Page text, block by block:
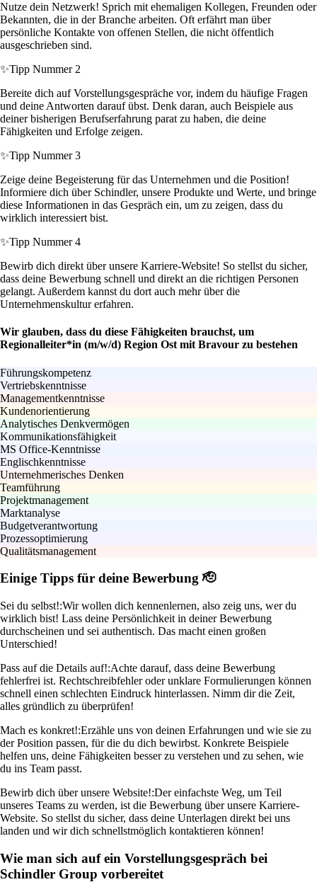
Nutze dein Netzwerk! Sprich mit ehemaligen Kollegen, Freunden oder
Bekannten, die in der Branche arbeiten. Oft erfährt man über
persönliche Kontakte von offenen Stellen, die nicht öffentlich
ausgeschrieben sind.
✨Tipp Nummer 2
Bereite dich auf Vorstellungsgespräche vor, indem du häufige Fragen
und deine Antworten darauf übst. Denk daran, auch Beispiele aus
deiner bisherigen Berufserfahrung parat zu haben, die deine
Fähigkeiten und Erfolge zeigen.
✨Tipp Nummer 3
Zeige deine Begeisterung für das Unternehmen und die Position!
Informiere dich über Schindler, unsere Produkte und Werte, und bringe
diese Informationen in das Gespräch ein, um zu zeigen, dass du
wirklich interessiert bist.
✨Tipp Nummer 4
Bewirb dich direkt über unsere Karriere-Website! So stellst du sicher,
dass deine Bewerbung schnell und direkt an die richtigen Personen
gelangt. Außerdem kannst du dort auch mehr über die
Unternehmenskultur erfahren.
Wir glauben, dass du diese Fähigkeiten brauchst, um
Regionalleiter*in (m/w/d) Region Ost mit Bravour zu bestehen
Führungskompetenz
Vertriebskenntnisse
Managementkenntnisse
Kundenorientierung
Analytisches Denkvermögen
Kommunikationsfähigkeit
MS Office-Kenntnisse
Englischkenntnisse
Unternehmerisches Denken
Teamführung
Projektmanagement
Marktanalyse
Budgetverantwortung
Prozessoptimierung
Qualitätsmanagement
Einige Tipps für deine Bewerbung 🫡
Sei du selbst!:Wir wollen dich kennenlernen, also zeig uns, wer du
wirklich bist! Lass deine Persönlichkeit in deiner Bewerbung
durchscheinen und sei authentisch. Das macht einen großen
Unterschied!
Pass auf die Details auf!:Achte darauf, dass deine Bewerbung
fehlerfrei ist. Rechtschreibfehler oder unklare Formulierungen können
schnell einen schlechten Eindruck hinterlassen. Nimm dir die Zeit,
alles gründlich zu überprüfen!
Mach es konkret!:Erzähle uns von deinen Erfahrungen und wie sie zu
der Position passen, für die du dich bewirbst. Konkrete Beispiele
helfen uns, deine Fähigkeiten besser zu verstehen und zu sehen, wie
du ins Team passt.
Bewirb dich über unsere Website!:Der einfachste Weg, um Teil
unseres Teams zu werden, ist die Bewerbung über unsere Karriere-
Website. So stellst du sicher, dass deine Unterlagen direkt bei uns
landen und wir dich schnellstmöglich kontaktieren können!
Wie man sich auf ein Vorstellungsgespräch bei
Schindler Group vorbereitet